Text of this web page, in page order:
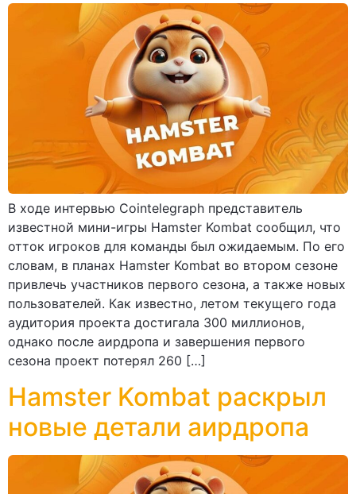
В ходе интервью Cointelegraph представитель
известной мини-игры Hamster Kombat сообщил, что
отток игроков для команды был ожидаемым. По его
словам, в планах Hamster Kombat во втором сезоне
привлечь участников первого сезона, а также новых
пользователей. Как известно, летом текущего года
аудитория проекта достигала 300 миллионов,
однако после аирдропа и завершения первого
сезона проект потерял 260 […]
Hamster Kombat раскрыл
новые детали аирдропа